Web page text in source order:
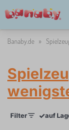
Banaby.de »
Filter ✓auf